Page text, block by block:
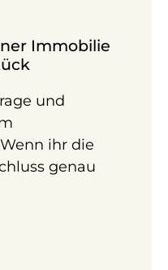
Immobilie
und
ihr die
genau